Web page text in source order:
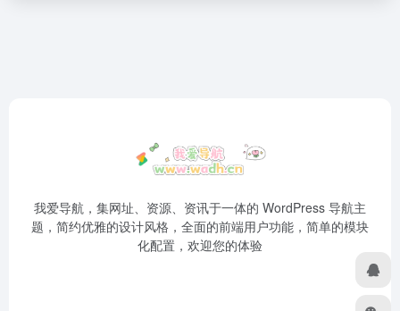
我爱导航，集网址、资源、资讯于一体的 WordPress 导航主
题，简约优雅的设计风格，全面的前端用户功能，简单的模块
化配置，欢迎您的体验